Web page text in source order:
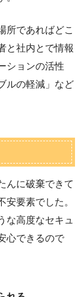
所であればどこ
と社内とで情報
ションの活性
ルの軽減」など
んに破棄できて
安要素でした。
な高度なセキュ
心できるので